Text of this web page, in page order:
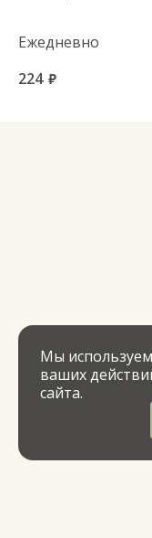
Ежедневно
224 руб.
Мы используем
ваших
сайта.